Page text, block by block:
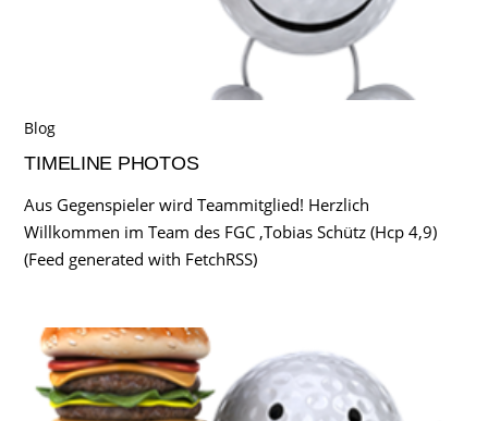
Blog
TIMELINE PHOTOS
Aus Gegenspieler wird Teammitglied! Herzlich
Willkommen im Team des FGC ,Tobias Schütz (Hcp 4,9)
(Feed generated with FetchRSS)